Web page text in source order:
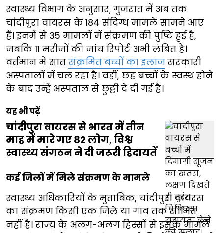
स्वास्थ्य विभाग के अनुसार, गुजरात में अब तक
चांदीपुरा वायरस के 184 संदिग्ध मामले सामने आए
हैं। इनमें से 35 मामलों में संक्रमण की पुष्टि हुई है,
जबकि 11 मरीजों की जांच रिपोर्ट अभी लंबित है।
वर्तमान में सात संक्रमित बच्चों का इलाज सरकारी
अस्पतालों में चल रहा है। वहीं, छह बच्चों के स्वस्थ होने
के बाद उन्हें अस्पताल से छुट्टी दे दी गई है।
यह भी पढ़ें
चांदीपुरा वायरस से भारत में तीन
माह में मारे गए 82 लोग, विश्व
स्वास्थ्य संगठन ने दी जरूरी हिदायतें
कई जिलों में मिले संक्रमण के मामले
स्वास्थ्य अधिकारियों के मुताबिक, चांदीपुरा वायरस
का संक्रमण किसी एक जिले या गांव तक सीमित
नहीं है। राज्य के अलग-अलग हिस्सों से इसके मामले